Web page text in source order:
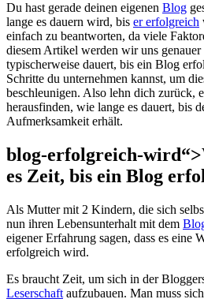
Du⁢ hast gerade ⁢deinen eigenen Blog
lange es‍ dauern wird,​ bis er erfolgreich
einfach zu beantworten, da⁣ viele
diesem Artikel werden wir uns genauer
typischerweise dauert, bis ‍ein ‌Blog
⁤Schritte du​ unternehmen kannst,‍ um
beschleunigen.​ Also lehn⁣ dich ‍zurück,
⁤herausfinden, wie⁤ lange‍ es​ dauert, bis
Aufmerksamkeit erhält.
blog-erfolgreich-
es Zeit, bis ‌ein Blog
Als Mutter mit‍ 2 Kindern, die ​sich
nun⁣ ihren Lebensunterhalt mit dem⁤
eigener Erfahrung sagen, dass es eine
‍erfolgreich wird.
Es braucht Zeit,⁢ um sich in⁢ der
Leserschaft ‍aufzubauen. Man muss